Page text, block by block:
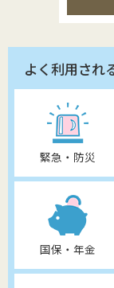
よく利用され
緊急・防災
国保・年金